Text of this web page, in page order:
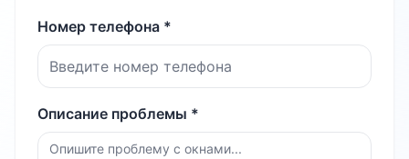
Номер телефона *
Описание проблемы *